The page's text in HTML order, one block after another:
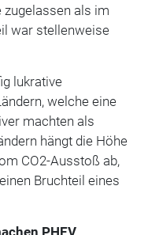
zugelassen als im
war stellenweise
lukrative
welche eine
machten als
hängt die Höhe
CO2-Ausstoß ab,
Bruchteil eines